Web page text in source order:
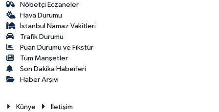
Nöbetçi Eczaneler
Hava Durumu
İstanbul Namaz Vakitleri
Trafik Durumu
Puan Durumu ve Fikstür
Tüm Manşetler
Son Dakika Haberleri
Haber Arşivi
Künye İletişim